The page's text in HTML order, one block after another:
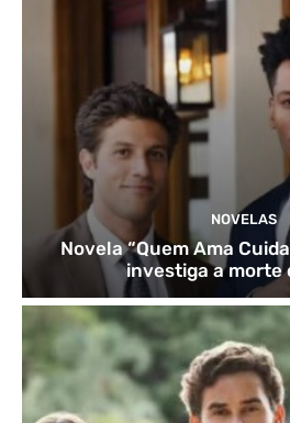
NOVELAS
Novela “Quem Ama
investiga a morte